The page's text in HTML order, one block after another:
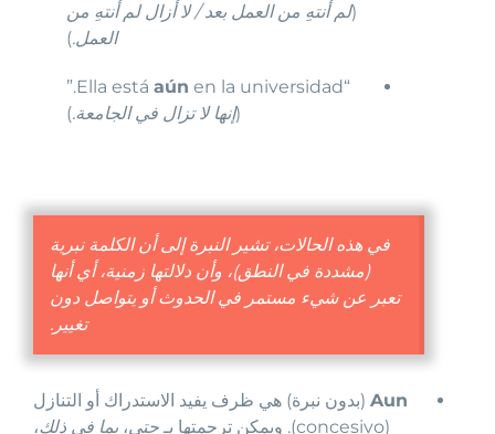
لم أنتهِ من العمل بعد / لا أزال لم أنتهِ من
العمل.)
aún
en la universidad.”
إنها لا تزال في الجامعة.)
في هذه الحالات، تشير النبرة إلى أن الكلمة نبرية
(مشددة في النطق)، وأن دلالتها زمنية، أي أنها
تعبر عن شيء مستمر في الحدوث أو يتواصل دون
تغيير.
Aun(بدون نبرة) هي ظرف يفيد الاستدراك أو التنازل
حتى ، بما في ذلك،